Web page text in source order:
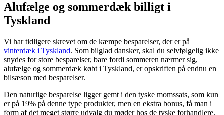
Alufælge og sommerdæk billigt i
Tyskland
Vi har tidligere skrevet om de kæmpe besparelser, der er på
vinterdæk i Tyskland. Som bilglad dansker, skal du selvfølgelig ikke
snydes for store besparelser, bare fordi sommeren nærmer sig,
alufælge og sommerdæk købt i Tyskland, er opskriften på endnu en
bilsæson med besparelser.
Den naturlige besparelse ligger gemt i den tyske momssats, som kun
er på 19% på denne type produkter, men en ekstra bonus, få man i
form af det meget større udvalg du møder hos de tyske forhandlere.